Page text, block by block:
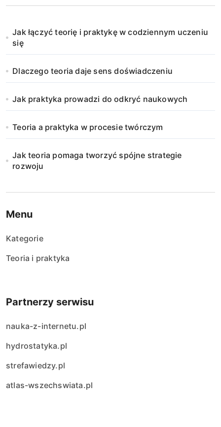
Jak łączyć teorię i praktykę w codziennym uczeniu
się
Dlaczego teoria daje sens doświadczeniu
Jak praktyka prowadzi do odkryć naukowych
Teoria a praktyka w procesie twórczym
Jak teoria pomaga tworzyć spójne strategie
rozwoju
Menu
Kategorie
Teoria i praktyka
Partnerzy serwisu
nauka-z-internetu.pl
hydrostatyka.pl
strefawiedzy.pl
atlas-wszechswiata.pl